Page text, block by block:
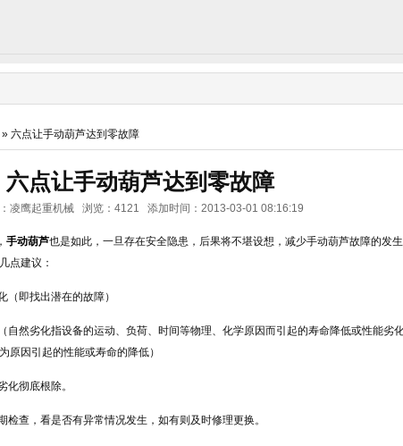
» 六点让手动葫芦达到零故障
六点让手动葫芦达到零故障
凌鹰起重机械 浏览：4121 添加时间：2013-03-01 08:16:19
手动葫芦也是如此，一旦存在安全隐患，后果将不堪设想，减少手动葫芦故障的发
点建议：
（即找出潜在的故障）
自然劣化指设备的运动、负荷、时间等物理、化学原因而引起的寿命降低或性能劣
原因引起的性能或寿命的降低）
化彻底根除。
检查，看是否有异常情况发生，如有则及时修理更换。